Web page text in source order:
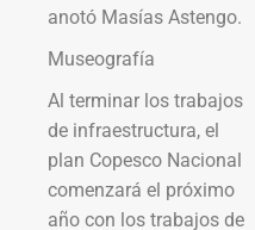
anotó Masías Astengo.
Museografía
Al terminar los trabajos
de infraestructura, el
plan Copesco Nacional
comenzará el próximo
año con los trabajos de